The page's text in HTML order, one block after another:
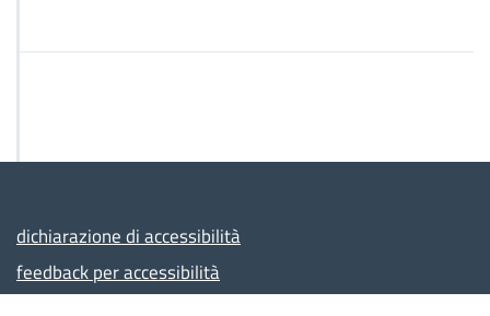
dichiarazione di accessibilità
feedback per accessibilità